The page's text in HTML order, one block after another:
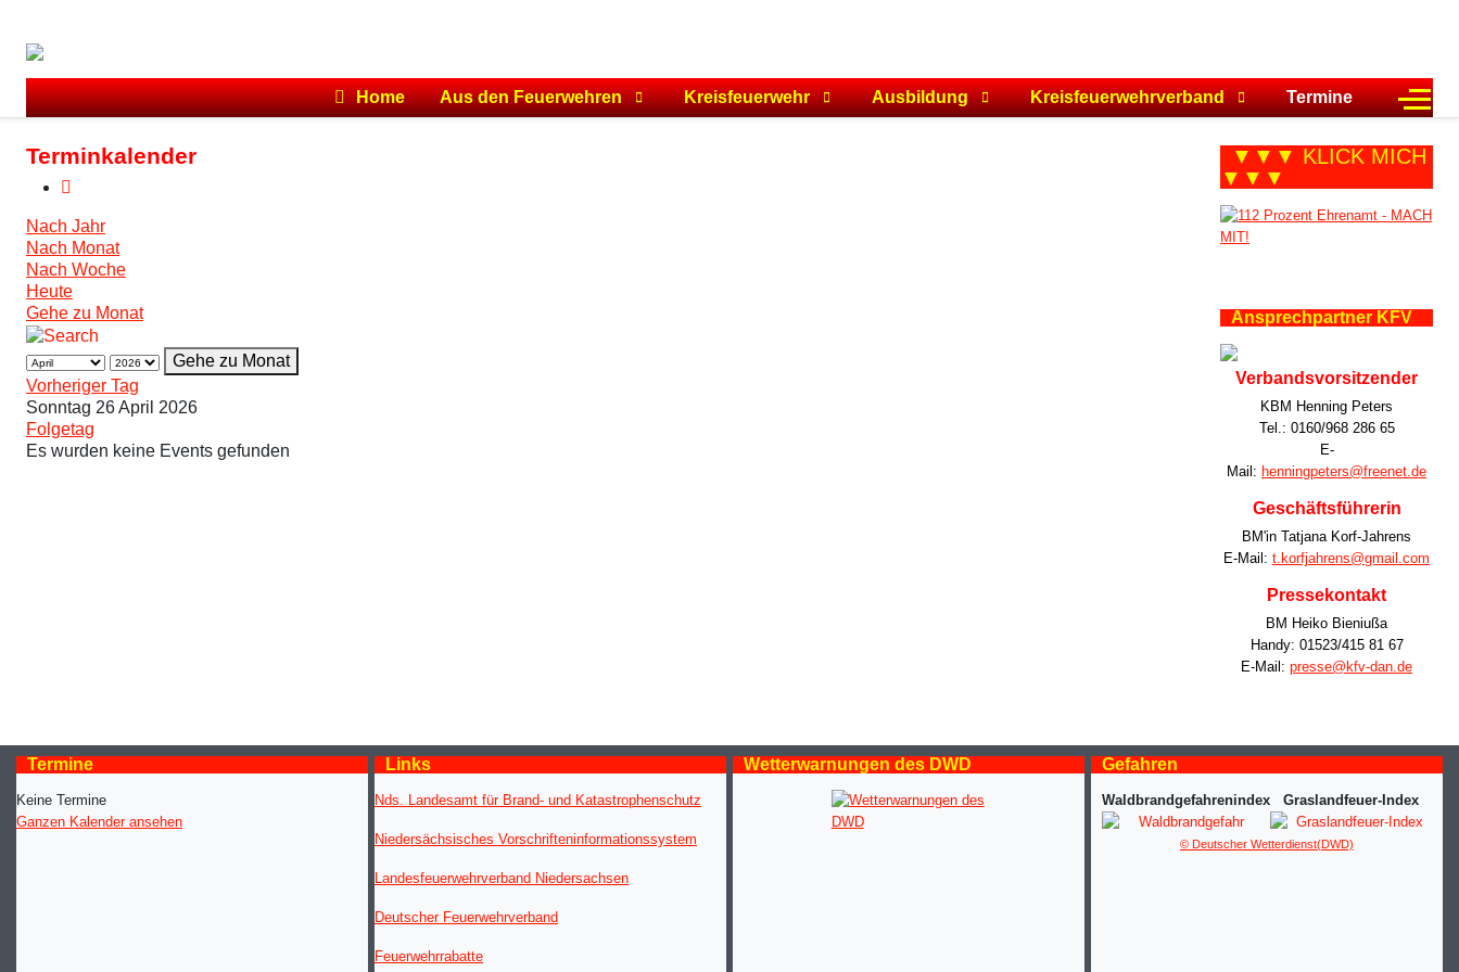
Home Aus den Feuerwehren Kreisfeuerwehr Ausbildung Kreisfeuerwehrverband Termine Off-
Terminkalender
Nach Jahr
Nach Monat
Nach Woche
Heute
Gehe zu Monat
Gehe zu Monat
Vorheriger Tag
Sonntag 26 April 2026
Folgetag
Es wurden keine Events gefunden
▼▼▼ KLICK MICH
▼▼▼
Ansprechpartner KFV
Verbandsvorsitzender
KBM Henning Peters
Tel.: 0160/968 286 65
E-
Mail: henningpeters@freenet.de
Geschäftsführerin
BM'in Tatjana Korf-Jahrens
E-Mail: t.korfjahrens@gmail.com
Pressekontakt
BM Heiko Bieniußa
Handy: 01523/415 81 67
E-Mail: presse@kfv-dan.de
Termine
Keine Termine
Ganzen Kalender ansehen
Links
Nds. Landesamt für Brand- und Katastrophenschutz
Niedersächsisches Vorschrifteninformationssystem
Landesfeuerwehrverband Niedersachsen
Deutscher Feuerwehrverband
Feuerwehrrabatte
Wetterwarnungen des DWD Gefahren
Waldbrandgefahrenindex Graslandfeuer-Index
© Deutscher Wetterdienst(DWD)